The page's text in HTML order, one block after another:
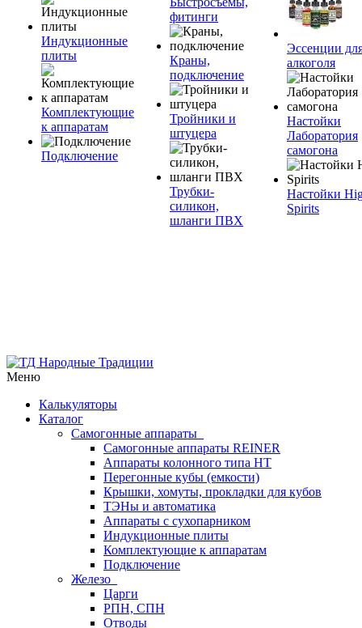
Индукционные
плиты
Комплектующие
к аппаратам
Подключение
фитинги
Краны,
подключение
Тройники и
штуцера
Трубки-
силикон,
шланги ПВХ
Эссенции
алкоголя
Настойки
Лаборатория
самогона
Настойки
Spirits
Меню
Калькуляторы
Каталог
Самогонные аппараты
Самогонные аппараты REINER
Аппараты колонного типа НТ
Перегонные кубы (емкости)
Крышки, хомуты, прокладки для кубов
ТЭНы и автоматика
Аппараты с сухопарником
Индукционные плиты
Комплектующие к аппаратам
Подключение
Железо
Царги
РПН, СПН
Отводы